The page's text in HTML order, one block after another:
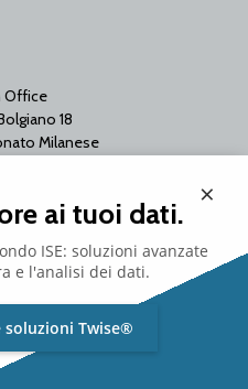
Office
18
Milanese
×
ai tuoi dati.
ISE: soluzioni avanzate
e l'analisi dei dati.
soluzioni Twise®